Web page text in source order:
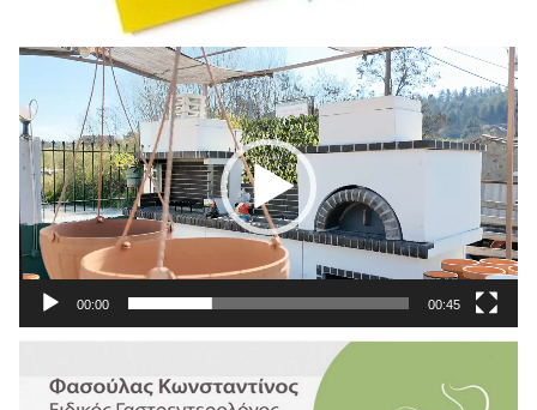
Πρόγραμμα
Αναπαραγωγής
Βίντεο
00:00 00:45